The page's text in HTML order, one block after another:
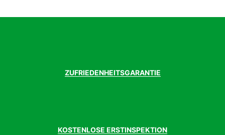
ZUFRIEDENHEITSGARANTIE
KOSTENLOSE ERSTINSPEKTION